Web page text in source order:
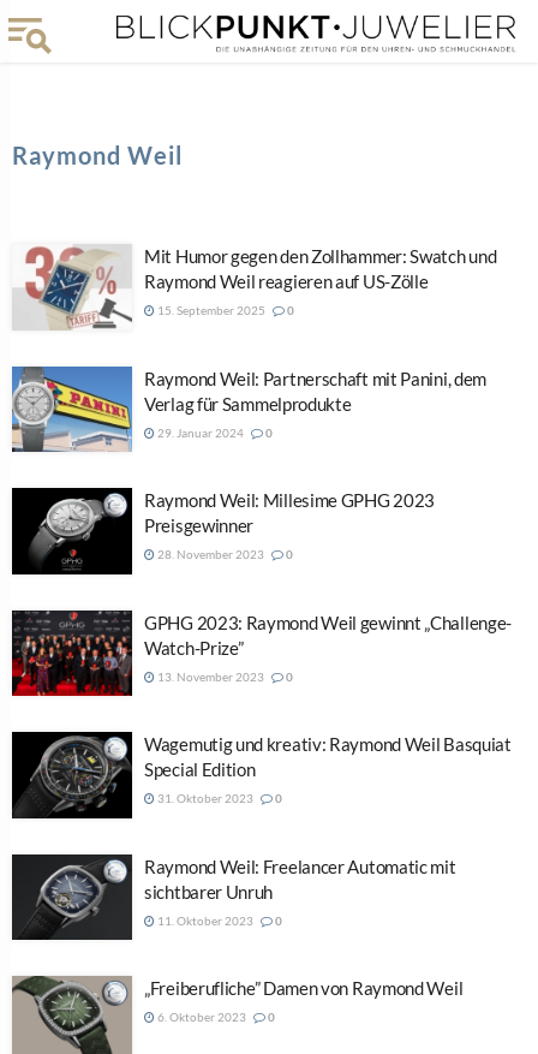
Raymond Weil
Mit Humor gegen den Zollhammer: Swatch und
Raymond Weil reagieren auf US-Zölle
15. September 2025 0
Raymond Weil: Partnerschaft mit Panini, dem
Verlag für Sammelprodukte
29. Januar 2024 0
Raymond Weil: Millesime GPHG 2023
Preisgewinner
28. November 2023 0
GPHG 2023: Raymond Weil gewinnt „Challenge-
Watch-Prize”
13. November 2023 0
Wagemutig und kreativ: Raymond Weil Basquiat
Special Edition
31. Oktober 2023 0
Raymond Weil: Freelancer Automatic mit
sichtbarer Unruh
11. Oktober 2023 0
„Freiberufliche” Damen von Raymond Weil
6. Oktober 2023 0